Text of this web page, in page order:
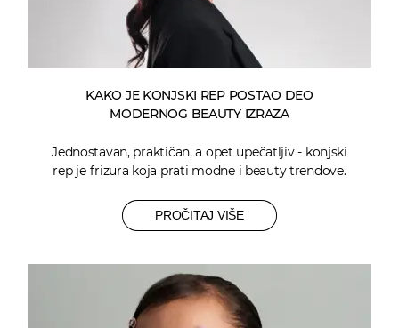
KAKO JE KONJSKI REP POSTAO DEO
MODERNOG BEAUTY IZRAZA
Jednostavan, praktičan, a opet upečatljiv - konjski
rep je frizura koja prati modne i beauty trendove.
PROČITAJ VIŠE